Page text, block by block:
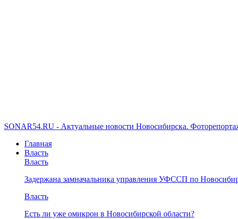
SONAR54.RU - Актуальные новости Новосибирска.
Главная
Власть
Власть
Задержана замначальника управления УФССП по
Власть
Есть ли уже омикрон в Новосибирской области?